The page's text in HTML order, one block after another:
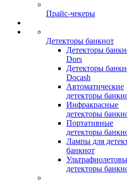
Прайс-чекеры
Детекторы банкнот
Детекторы
Dors
Детекторы
Docash
Автоматические
детекторы
Инфракрасные
детекторы
Портативные
детекторы
Лампы для
банкнот
детекторы